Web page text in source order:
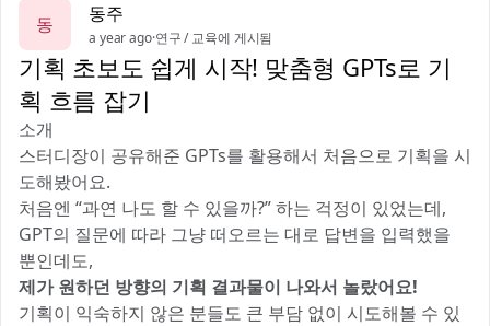
동
동주
a year ago·연구 / 교육에 게시됨
기획 초보도 쉽게 시작! 맞춤형 GPTs로 기
획 흐름 잡기
소개
스터디장이 공유해준 GPTs를 활용해서 처음으로 기획을 시
도해봤어요.
처음엔 “과연 나도 할 수 있을까?” 하는 걱정이 있었는데,
GPT의 질문에 따라 그냥 떠오르는 대로 답변을 입력했을
뿐인데도,
제가 원하던 방향의 기획 결과물이 나와서 놀랐어요!
기획이 익숙하지 않은 분들도 큰 부담 없이 시도해볼 수 있